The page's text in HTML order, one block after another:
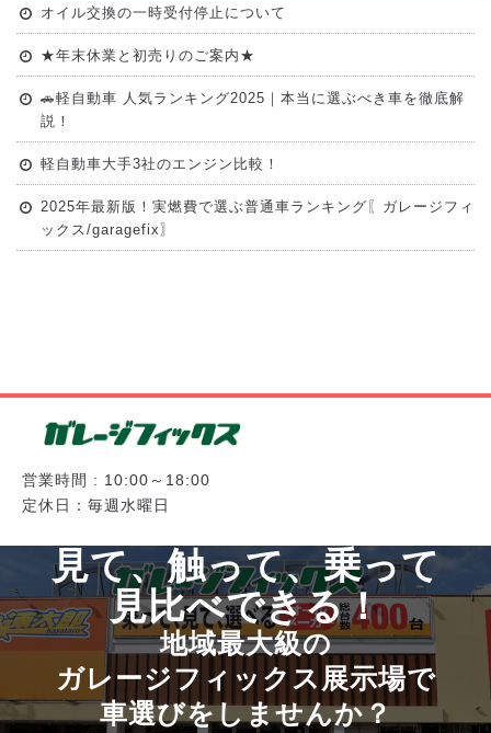
オイル交換の一時受付停止について
★年末休業と初売りのご案内★
🚗軽自動車 人気ランキング2025｜本当に選ぶべき車を徹底解
説！
軽自動車大手3社のエンジン比較！
2025年最新版！実燃費で選ぶ普通車ランキング〖ガレージフィ
ックス/garagefix〗
営業時間 : 10:00～18:00
定休日：毎週水曜日
見て、触って、乗って
見比べできる！
地域最大級の
ガレージフィックス展示場で
車選びをしませんか？